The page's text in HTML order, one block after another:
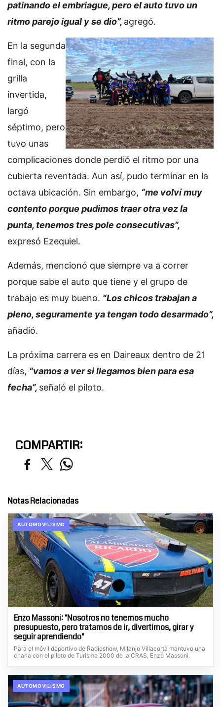
patinando el embriague, pero el auto tuvo un
ritmo parejo igual y se dio”, agregó.
En la segunda
final, con la
grilla
invertida,
largó
séptimo, pero
tuvo unas
complicaciones donde perdió el ritmo por una
cubierta reventada. Aun así, pudo terminar en la
octava ubicación. Sin embargo, “me volví muy
contento porque pudimos traer otra vez la
punta, tenemos tres pole consecutivas”,
expresó Ezequiel.
Además, mencionó que siempre va a correr
porque sabe el auto que tiene y el grupo de
trabajo es muy bueno. “Los chicos trabajan a
pleno, seguramente ya tengan todo desarmado”,
añadió.
La próxima carrera es en Daireaux dentro de 21
días, “vamos a ver si llegamos bien para esa
fecha”, señaló el piloto.
COMPARTIR:
Notas Relacionadas
AUTOMOVILISMO
Enzo Massoni: "Nosotros no tenemos mucho
presupuesto, pero tratamos de ir, divertimos, girar y
seguir aprendiendo"
Para el móvil deportivo de Radioshow, Milanjo Villacorta mantuvo una
charla con el piloto de Turismo 2000 de la CRAS, Enzo Massoni.
AUTOMOVILISMO